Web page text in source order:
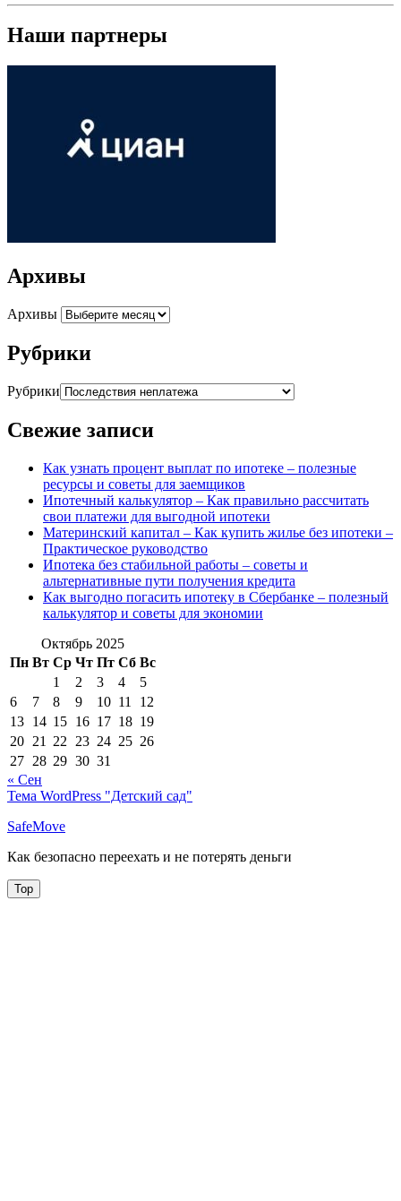
Наши партнеры
Архивы
Архивы
Рубрики
Рубрики
Свежие записи
Как узнать процент выплат по ипотеке – полезные
ресурсы и советы для заемщиков
Ипотечный калькулятор – Как правильно рассчитать
свои платежи для выгодной ипотеки
Материнский капитал – Как купить жилье без ипотеки –
Практическое руководство
Ипотека без стабильной работы – советы и
альтернативные пути получения кредита
Как выгодно погасить ипотеку в Сбербанке – полезный
калькулятор и советы для экономии
Октябрь 2025
Пн Вт Ср Чт Пт Сб Вс
1
2 3 4
5
6
7 8 9 10 11
12
13 14 15 16 17 18 19
20 21 22 23 24 25 26
27 28 29 30 31
« Сен
Тема WordPress "Детский сад"
SafeMove
Как безопасно переехать и не потерять деньги
Top